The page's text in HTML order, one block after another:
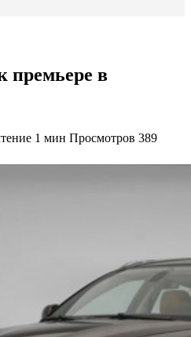
премьере в
1 мин Просмотров 389